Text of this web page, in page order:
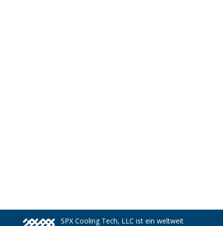
SPX Cooling Tech, LLC ist ein weltweit